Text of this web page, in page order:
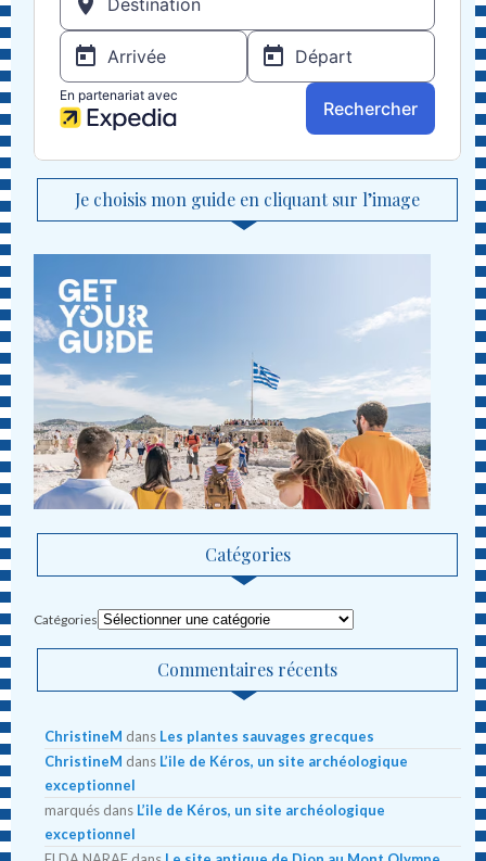
Je choisis mon guide en cliquant sur l’image
Catégories
Catégories
Commentaires récents
ChristineM dans Les plantes sauvages grecques
ChristineM dans L’ile de Kéros, un site archéologique
exceptionnel
marqués dans L’ile de Kéros, un site archéologique
exceptionnel